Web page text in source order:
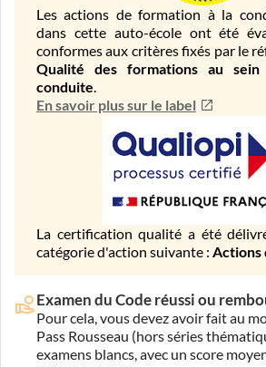
Les actions de formation à la
dans cette auto-école ont été
conformes aux critères fixés par le
Qualité des formations au
conduite.
En savoir plus sur le label
La certification qualité a été
catégorie d'action suivante : Actions
Examen du Code réussi ou
Pour cela, vous devez avoir fait au
Pass Rousseau (hors séries
examens blancs, avec un score